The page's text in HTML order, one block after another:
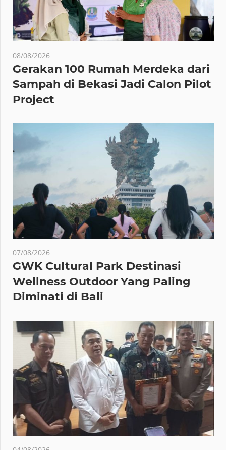
08/08/2026
Gerakan 100 Rumah Merdeka dari
Sampah di Bekasi Jadi Calon Pilot
Project
07/08/2026
GWK Cultural Park Destinasi
Wellness Outdoor Yang Paling
Diminati di Bali